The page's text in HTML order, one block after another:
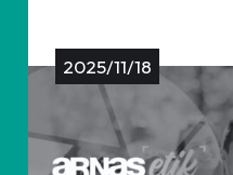
2025/11/18